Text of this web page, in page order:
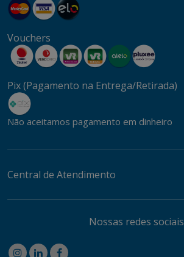
Vouchers
Pix (Pagamento na Entrega/Retirada)
Não aceitamos pagamento em dinheiro
Central de Atendimento
Nossas redes sociais